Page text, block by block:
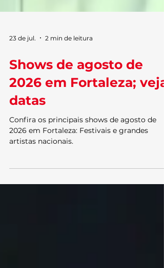
23 de jul. 2 min de leitura
Shows de agosto de
2026 em Fortaleza; veja
datas
Confira os principais shows de agosto de